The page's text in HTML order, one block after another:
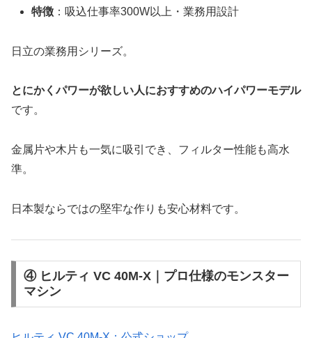
特徴 ：吸込仕事率300W以上・業務用設計
日立の業務用シリーズ。
とにかくパワーが欲しい人におすすめのハイパワーモデル
です。
金属片や木片も一気に吸引でき、フィルター性能も高水
準。
日本製ならではの堅牢な作りも安心材料です。
④ ヒルティ VC 40M-X｜プロ仕様のモンスター
マシン